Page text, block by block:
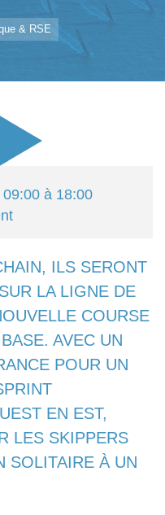
& RSE
à 18:00
ILS SERONT
LA LIGNE DE
COURSE
AVEC UN
POUR UN
EN EST,
LES SKIPPERS
SOLITAIRE À UN